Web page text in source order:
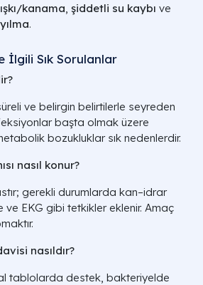
kanama, şiddetli su kaybı ve
.
İlgili Sık Sorulanlar
ve belirgin belirtilerle seyreden
başta olmak üzere
bozukluklar sık nedenlerdir.
nasıl konur?
gerekli durumlarda kan–idrar
ve EKG gibi tetkikler eklenir. Amaç
nasıldır?
tablolarda destek, bakteriyelde